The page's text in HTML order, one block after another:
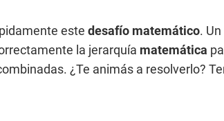
este desafío matemático. Un
la jerarquía matemática
¿Te animás a resolverlo?